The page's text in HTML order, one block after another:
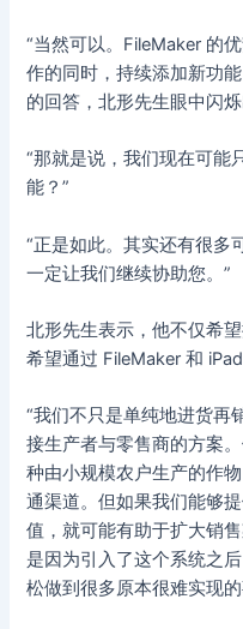
“当然可以。FileMaker 的
作的同时，持续添加新功
的回答，北形先生眼中闪烁
“那就是说，我们现在可能
能？”
“正是如此。其实还有很多
一定让我们继续协助您。”
北形先生表示，他不仅希
希望通过 FileMaker 和
“我们不只是单纯地进货再
接生产者与零售商的方案
种由小规模农户生产的作
通渠道。但如果我们能够
值，就可能有助于扩大销
是因为引入了这个系统之
松做到很多原本很难实现的